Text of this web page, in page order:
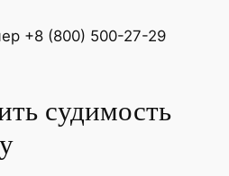
+8 (800) 500-27-29
судимость